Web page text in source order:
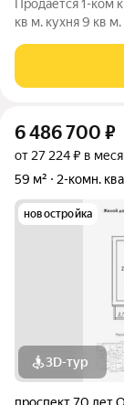
Продается 1-ком
кв м. кухня 9 кв
плитка, новая
обои, натяжной
6 486 700 ₽
от 27 224 ₽ в
59 м²
2-комн.
новостройка
3D-тур